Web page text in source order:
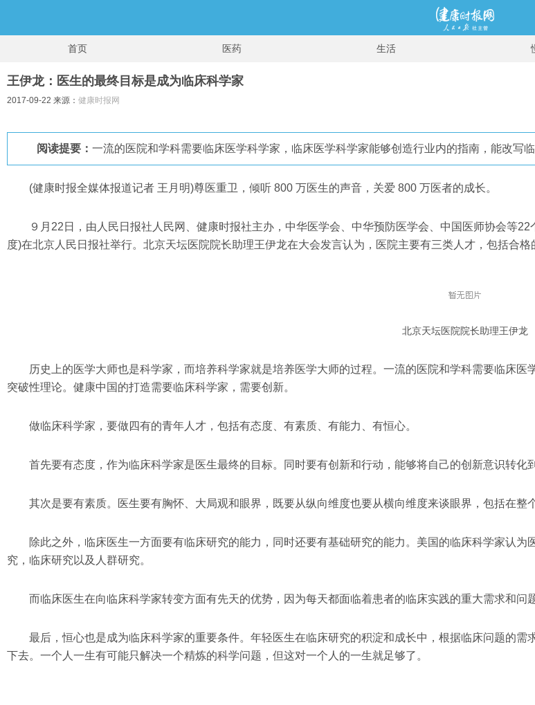
首页 医药 生活
王伊龙：医生的最终目标是成为临床科学家
2017-09-22 来源： 健康时报网
阅读提要： 一流的医院和学科需要临床医学科学家，临床医学科学家能够创造行业内的指南，能改写
(健康时报全媒体报道记者 王月明)尊医重卫，倾听 800 万医生的声音，关爱 800 万医者的成长。
９月22日，由人民日报社人民网、健康时报社主办，中华医学会、中华预防医学会、中国医师协会等
度)在北京人民日报社举行。北京天坛医院院长助理王伊龙在大会发言认为，医院主要有三类人才，包括合
北京天坛医院院长助理王伊龙
历史上的医学大师也是科学家，而培养科学家就是培养医学大师的过程。一流的医院和学科需要临床
突破性理论。健康中国的打造需要临床科学家，需要创新。
做临床科学家，要做四有的青年人才，包括有态度、有素质、有能力、有恒心。
首先要有态度，作为临床科学家是医生最终的目标。同时要有创新和行动，能够将自己的创新意识转化
其次是要有素质。医生要有胸怀、大局观和眼界，既要从纵向维度也要从横向维度来谈眼界，包括在整
除此之外，临床医生一方面要有临床研究的能力，同时还要有基础研究的能力。美国的临床科学家认
究，临床研究以及人群研究。
而临床医生在向临床科学家转变方面有先天的优势，因为每天都面临着患者的临床实践的重大需求和问
最后，恒心也是成为临床科学家的重要条件。年轻医生在临床研究的积淀和成长中，根据临床问题的
下去。一个人一生有可能只解决一个精炼的科学问题，但这对一个人的一生就足够了。